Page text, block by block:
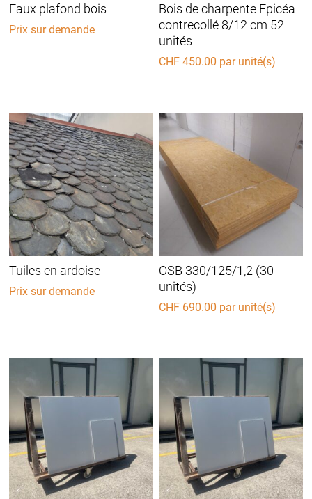
Faux plafond bois
Prix sur demande
Bois de charpente Epicéa
contrecollé 8/12 cm 52
unités
CHF 450.00 par unité(s)
Tuiles en ardoise
Prix sur demande
OSB 330/125/1,2 (30
unités)
CHF 690.00 par unité(s)